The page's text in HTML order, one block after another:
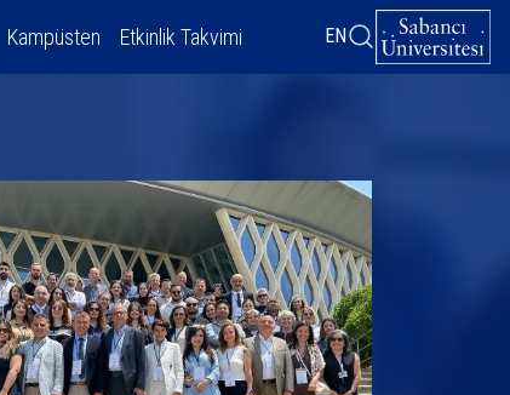
Kampüsten Etkinlik Takvimi EN